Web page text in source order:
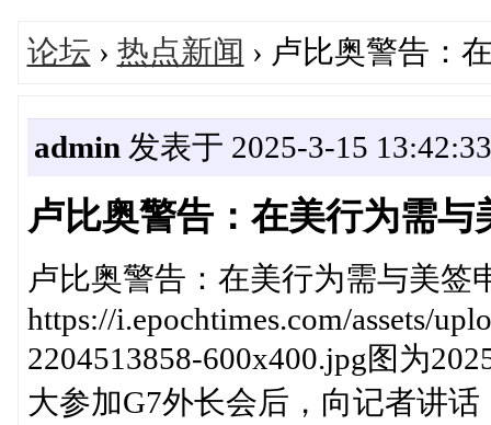
论坛 › 热点新闻 › 卢比奥警告：
admin 发表于 2025-3-15 13:42:33
卢比奥警告：在美行为需与
卢比奥警告：在美行为需与美签
https://i.epochtimes.com/assets/
2204513858-600x400.jpg图为
大参加G7外长会后，向记者讲话